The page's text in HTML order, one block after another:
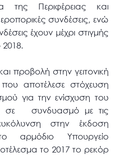
της Περιφέρειας και
συνδέσεις, ενώ
έχουν μέχρι στιγμής
2018.
προβολή στην γειτονική
αποτέλεσε στόχευση
για την ενίσχυση του
σε συνδυασμό με τις
στην έκδοση
αρμόδιο Υπουργείο
το 2017 το ρεκόρ